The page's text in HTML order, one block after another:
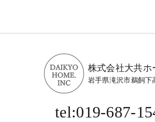
株式会社大共ホ
岩手県滝沢市鵜飼下
tel:019-687-